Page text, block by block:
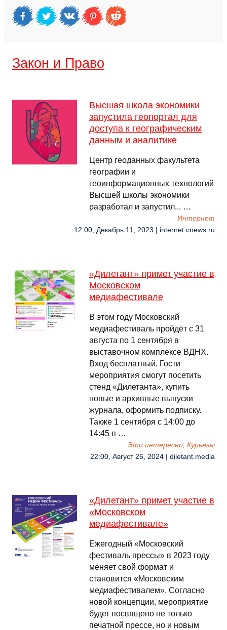
Закон и Право
Высшая школа экономики
запустила геопортал для
доступа к географическим
данным и аналитике
Центр геоданных факультета
географии и
геоинформационных технологий
Высшей школы экономики
разработал и запустил... …
Интернет
12:00, Декабрь 11, 2023 | internet.cnews.ru
«Дилетант» примет участие в
Московском
медиафестивале
В этом году Московский
медиафестиваль пройдёт с 31
августа по 1 сентября в
выставочном комплексе ВДНХ.
Вход бесплатный. Гости
мероприятия смогут посетить
стенд «Дилетанта», купить
новые и архивные выпуски
журнала, оформить подписку.
Также 1 сентября с 14:00 до
14:45 п …
Это интересно, Курьезы
22:00, Август 26, 2024 | diletant.media
«Дилетант» примет участие в
«Московском
медиафестивале»
Ежегодный «Московский
фестиваль прессы» в 2023 году
меняет свой формат и
становится «Московским
медиафестивалем». Согласно
новой концепции, мероприятие
будет посвящено не только
печатной прессе, но и новым